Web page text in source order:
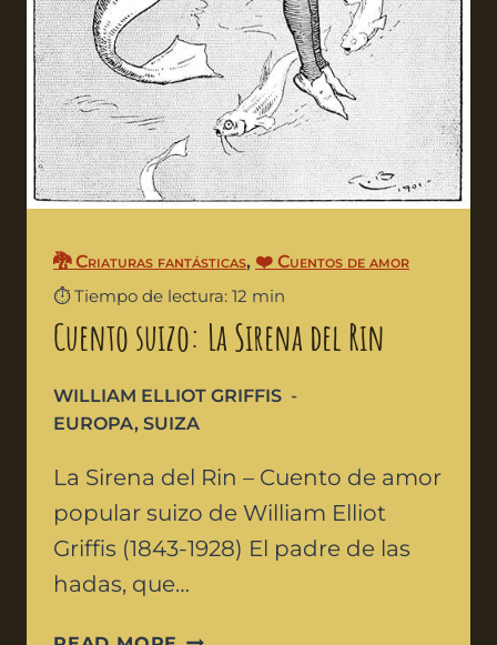
🐉 Criaturas fantásticas, ❤️ Cuentos de amor
⏱️ Tiempo de lectura: 12 min
Cuento suizo: La Sirena del Rin
WILLIAM ELLIOT GRIFFIS
EUROPA, SUIZA
La Sirena del Rin – Cuento de amor
popular suizo de William Elliot
Griffis (1843-1928) El padre de las
hadas, que…